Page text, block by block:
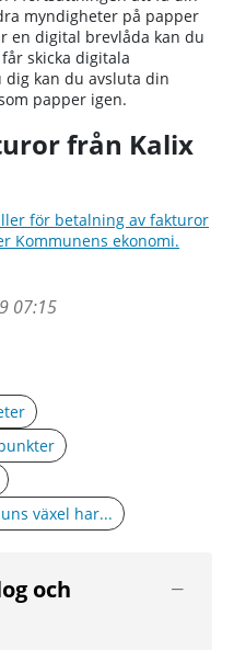
myndigheter på papper
en digital brevlåda kan du
skicka digitala
kan du avsluta din
papper igen.
från Kalix
för betalning av fakturor
Kommunens ekonomi.
07:15
växel har...
och